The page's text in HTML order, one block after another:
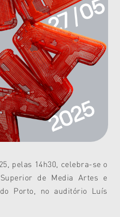
pelas 14h30, celebra-se o
de Media Artes e
Porto, no auditório Luís